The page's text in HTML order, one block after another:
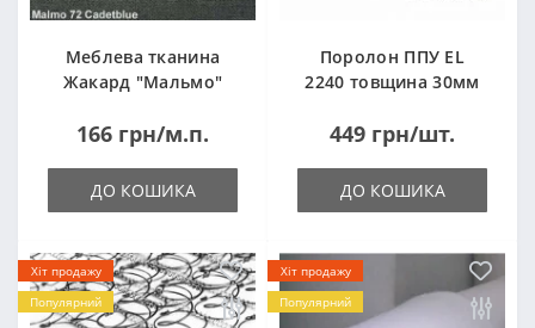
Меблева тканина
Жакард "Мальмо"
166 грн/м.п.
ДО КОШИКА
Поролон ППУ EL
2240 товщина 30мм
(1000x2000мм)
449 грн/шт.
ДО КОШИКА
Хіт продажу
Популярний
Хіт продажу
Популярний